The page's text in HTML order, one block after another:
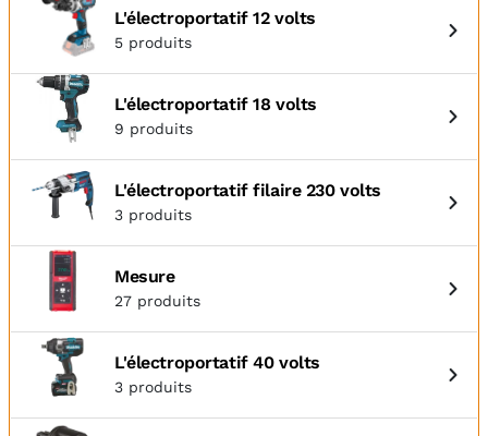
L'électroportatif 12 volts
5 produits
L'électroportatif 18 volts
9 produits
L'électroportatif filaire 230 volts
3 produits
Mesure
27 produits
L'électroportatif 40 volts
3 produits